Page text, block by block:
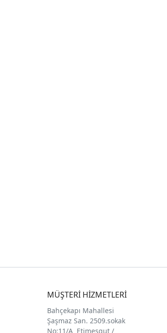
MÜŞTERİ HİZMETLERİ
Bahçekapı Mahallesi
Şaşmaz San. 2509.sokak
No:11/A Etimesgut /